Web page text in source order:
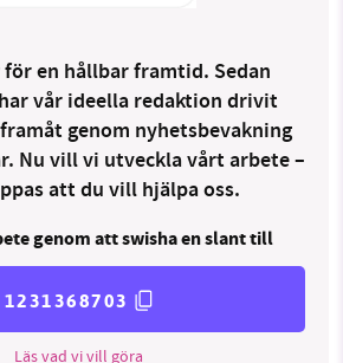
för en hållbar framtid. Sedan
vår ideella redaktion drivit
genom nyhetsbevakning
Nu vill vi utveckla vårt arbete –
att du vill hjälpa oss.
genom att swisha en slant till
1231368703
Läs vad vi vill göra